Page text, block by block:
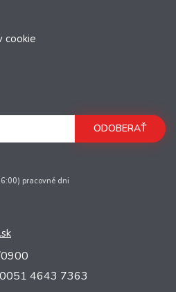
cookie
ODOBERAŤ
pracovné dni
4643 7363